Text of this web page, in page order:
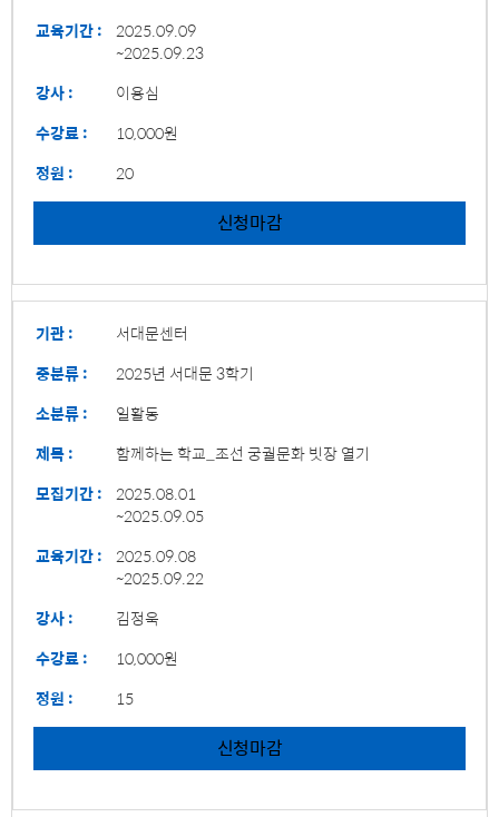
교육기간 : 2025.09.09
~2025.09.23
강사 :
이용심
수강료 :
10,000원
정원 :
20
신청마감
기관 :
서대문센터
중분류 :
2025년 서대문 3학기
소분류 :
일활동
제목 :
함께하는 학교_조선 궁궐문화 빗장 열기
모집기간 : 2025.08.01
~2025.09.05
교육기간 : 2025.09.08
~2025.09.22
강사 :
김정욱
수강료 :
10,000원
정원 :
15
신청마감